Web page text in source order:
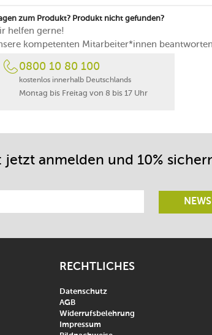
zum Produkt? Produkt nicht gefunden?
helfen gerne!
kompetenten Mitarbeiter*innen
0800 10 80 100
kostenlos innerhalb Deutschlands
Montag bis Freitag von 8 bis 17 Uhr
anmelden und 10%
RECHTLICHES
Datenschutz
AGB
Widerrufsbelehrung
Impressum